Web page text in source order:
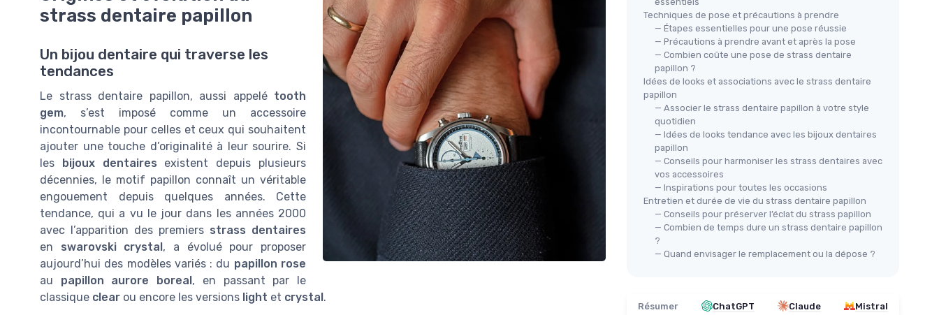
strass dentaire papillon
Un bijou dentaire qui traverse les
tendances
Le strass dentaire papillon, aussi appelé tooth
gem, s’est imposé comme un accessoire
incontournable pour celles et ceux qui souhaitent
ajouter une touche d’originalité à leur sourire. Si
les bijoux dentaires existent depuis plusieurs
décennies, le motif papillon connaît un véritable
engouement depuis quelques années. Cette
tendance, qui a vu le jour dans les années 2000
avec l’apparition des premiers strass dentaires
en swarovski crystal, a évolué pour proposer
aujourd’hui des modèles variés : du papillon rose
au papillon aurore boreal, en passant par le
classique clear ou encore les versions light et crystal.
Techniques de pose et précautions à prendre
— Étapes essentielles pour une pose réussie
— Précautions à prendre avant et après la pose
— Combien coûte une pose de strass dentaire
papillon ?
Idées de looks et associations avec le strass dentaire
papillon
— Associer le strass dentaire papillon à votre style
quotidien
— Idées de looks tendance avec les bijoux dentaires
papillon
— Conseils pour harmoniser les strass dentaires avec
vos accessoires
— Inspirations pour toutes les occasions
Entretien et durée de vie du strass dentaire papillon
— Conseils pour préserver l’éclat du strass papillon
— Combien de temps dure un strass dentaire papillon
?
— Quand envisager le remplacement ou la dépose ?
Résumer ChatGPT Claude Mistral